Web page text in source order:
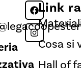
Link
Cosa si
Hall of